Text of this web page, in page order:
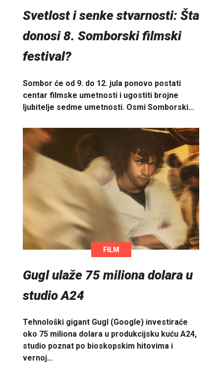
Svetlost i senke stvarnosti: Šta
donosi 8. Somborski filmski
festival?
Sombor će od 9. do 12. jula ponovo postati
centar filmske umetnosti i ugostiti brojne
ljubitelje sedme umetnosti. Osmi Somborski…
FILM
Gugl ulaže 75 miliona dolara u
studio A24
Tehnološki gigant Gugl (Google) investiraće
oko 75 miliona dolara u produkcijsku kuću A24,
studio poznat po bioskopskim hitovima i
vernoj…